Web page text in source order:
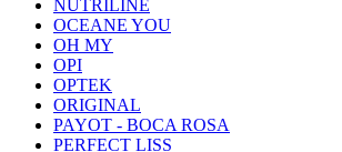
NUTRILINE
OCEANE YOU
OH MY
OPI
OPTEK
ORIGINAL
PAYOT - BOCA ROSA
PERFECT LISS